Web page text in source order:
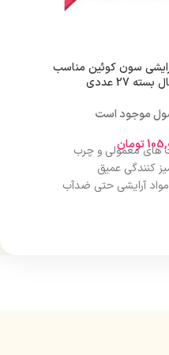
سون کوئین مناسب
27 عددی
موجود است
تومان
های معمولی و چرب
کنندگی عمیق
مواد آرایشی حتی ضدآب